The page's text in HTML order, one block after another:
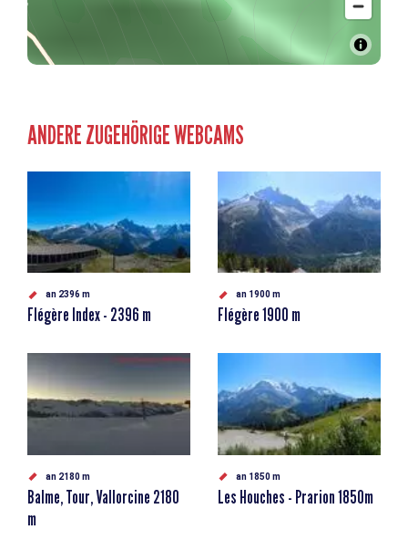
ANDERE ZUGEHÖRIGE WEBCAMS
an 2396 m
Flégère Index - 2396 m
an 1900 m
Flégère 1900 m
an 2180 m
Balme, Tour, Vallorcine 2180
m
an 1850 m
Les Houches - Prarion 1850m